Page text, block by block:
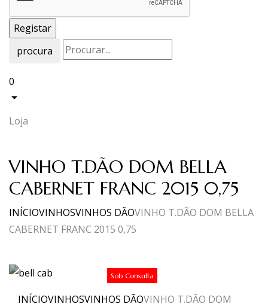
procura
0
Loja
VINHO T.DÃO DOM BELLA
CABERNET FRANC 2015 0,75
INÍCIOVINHOSVINHOS DÃOVINHO T.DÃO DOM BELLA
CABERNET FRANC 2015 0,75
Sob Consulta
INÍCIOVINHOSVINHOS DÃOVINHO T.DÃO DOM